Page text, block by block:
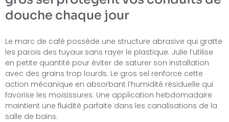
douche chaque jour
Le marc de café possède une structure abrasive qui gratte
les parois des tuyaux sans rayer le plastique. Julie l’utilise
en petite quantité pour éviter de saturer son installation
avec des grains trop lourds. Le gros sel renforce cette
action mécanique en absorbant l’humidité résiduelle qui
favorise les moisissures. Une application hebdomadaire
maintient une fluidité parfaite dans les canalisations de la
salle de bains.